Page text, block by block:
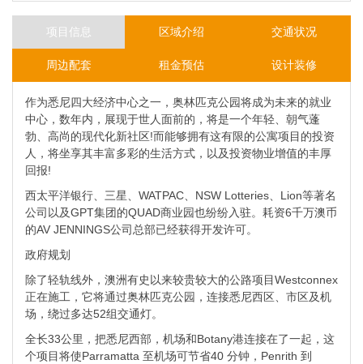
项目信息 区域介绍 交通状况
周边配套 租金预估 设计装修
作为悉尼四大经济中心之一，奥林匹克公园将成为未来的就业
中心，数年内，展现于世人面前的，将是一个年轻、朝气蓬
勃、高尚的现代化新社区!而能够拥有这有限的公寓项目的投资
人，将坐享其丰富多彩的生活方式，以及投资物业增值的丰厚
回报!
西太平洋银行、三星、WATPAC、NSW Lotteries、Lion等著名
公司以及GPT集团的QUAD商业园也纷纷入驻。耗资6千万澳币
的AV JENNINGS公司总部已经获得开发许可。
政府规划
除了轻轨线外，澳洲有史以来较贵较大的公路项目Westconnex
正在施工，它将通过奥林匹克公园，连接悉尼西区、市区及机
场，绕过多达52组交通灯。
全长33公里，把悉尼西部，机场和Botany港连接在了一起，这
个项目将使Parramatta 至机场可节省40 分钟，Penrith 到